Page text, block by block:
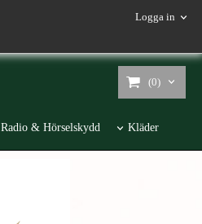
Logga in
(0)
Radio & Hörselskydd Kläder